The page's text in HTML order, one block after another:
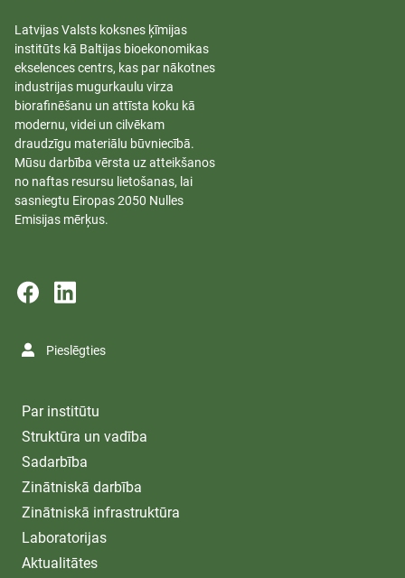
Latvijas Valsts koksnes ķīmijas
institūts kā Baltijas bioekonomikas
ekselences centrs, kas par nākotnes
industrijas mugurkaulu virza
biorafinēšanu un attīsta koku kā
modernu, videi un cilvēkam
draudzīgu materiālu būvniecībā.
Mūsu darbība vērsta uz atteikšanos
no naftas resursu lietošanas, lai
sasniegtu Eiropas 2050 Nulles
Emisijas mērķus.
Pieslēgties
Par institūtu
Struktūra un vadība
Sadarbība
Zinātniskā darbība
Zinātniskā infrastruktūra
Laboratorijas
Aktualitātes